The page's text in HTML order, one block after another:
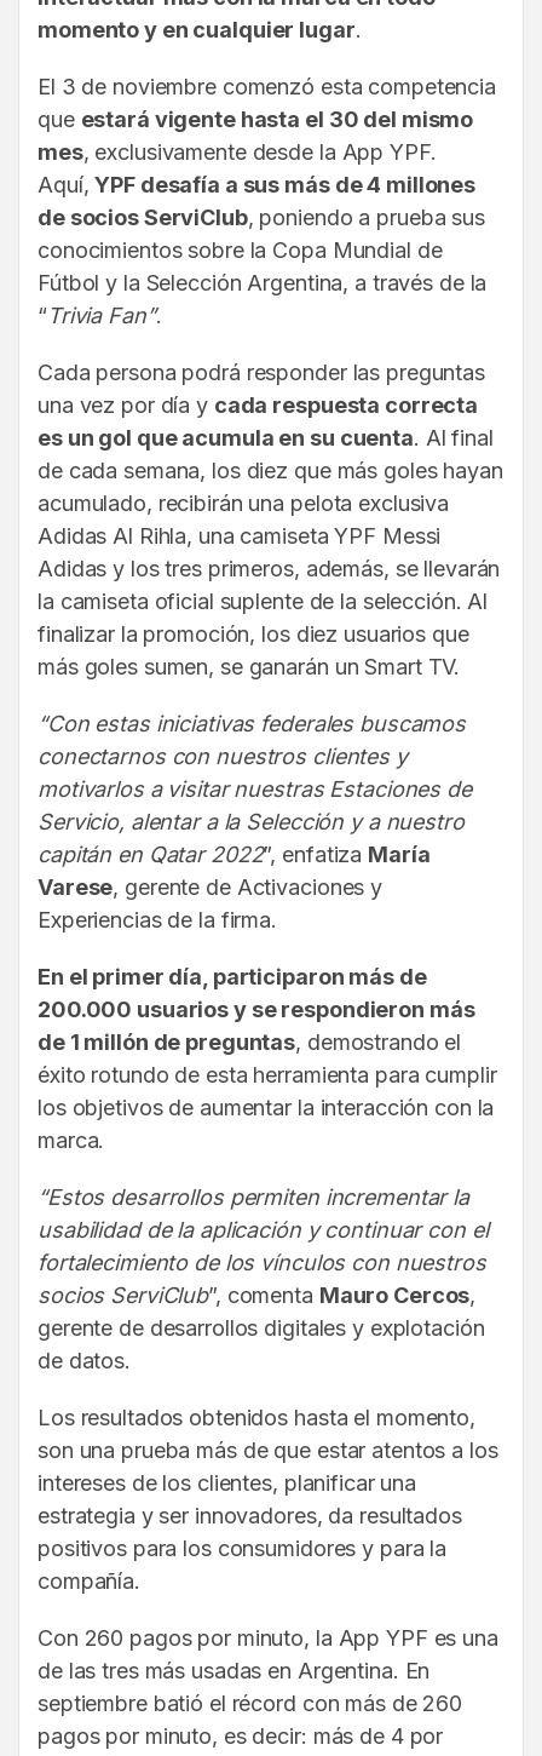
momento y en cualquier lugar.
El 3 de noviembre comenzó esta competencia
que estará vigente hasta el 30 del mismo
mes, exclusivamente desde la App YPF.
Aquí,YPF desafía a sus más de 4 millones
de socios ServiClub, poniendo a prueba sus
conocimientos sobre la Copa Mundial de
Fútbol y la Selección Argentina, a través de la
“Trivia Fan”.
Cada persona podrá responder las preguntas
una vez por día y cada respuesta correcta
es un gol que acumula en su cuenta. Al final
de cada semana, los diez que más goles hayan
acumulado, recibirán una pelota exclusiva
Adidas Al Rihla, una camiseta YPF Messi
Adidas y los tres primeros, además, se llevarán
la camiseta oficial suplente de la selección. Al
finalizar la promoción, los diez usuarios que
más goles sumen, se ganarán un Smart TV.
“Con estas iniciativas federales buscamos
conectarnos con nuestros clientes y
motivarlos a visitar nuestras Estaciones de
Servicio, alentar a la Selección y a nuestro
capitán en Qatar 2022”, enfatiza María
Varese, gerente de Activaciones y
Experiencias de la firma.
En el primer día, participaron más de
200.000 usuarios y se respondieron más
de 1 millón de preguntas, demostrando el
éxito rotundo de esta herramienta para cumplir
los objetivos de aumentar la interacción con la
marca.
“Estos desarrollos permiten incrementar la
usabilidad de la aplicación y continuar con el
fortalecimiento de los vínculos con nuestros
socios ServiClub”, comenta Mauro Cercos,
gerente de desarrollos digitales y explotación
de datos.
Los resultados obtenidos hasta el momento,
son una prueba más de que estar atentos a los
intereses de los clientes, planificar una
estrategia y ser innovadores, da resultados
positivos para los consumidores y para la
compañía.
Con 260 pagos por minuto, la App YPF es una
de las tres más usadas en Argentina. En
septiembre batió el récord con más de 260
pagos por minuto, es decir: más de 4 por